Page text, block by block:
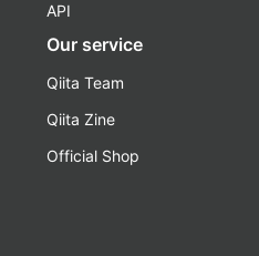
API
Our service
Qiita Team
Qiita Zine
Official Shop